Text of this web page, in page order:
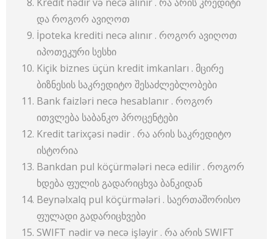
და როგორ ავიღოთ
İpoteka krediti necə alınır . როგორ ავიღოთ
იპოთეკური სესხი
Kiçik biznes üçün kredit imkanları . მცირე
ბიზნესის საკრედიტო შესაძლებლობები
Bank faizləri necə hesablanır . როგორ
ითვლება საბანკო პროცენტები
Kredit tarixçəsi nədir . რა არის საკრედიტო
ისტორია
Bankdan pul köçürmələri necə edilir . როგორ
ხდება ფულის გადარიცხვა ბანკიდან
Beynəlxalq pul köçürmələri . საერთაშორისო
ფულადი გადარიცხვები
SWIFT nədir və necə işləyir . რა არის SWIFT